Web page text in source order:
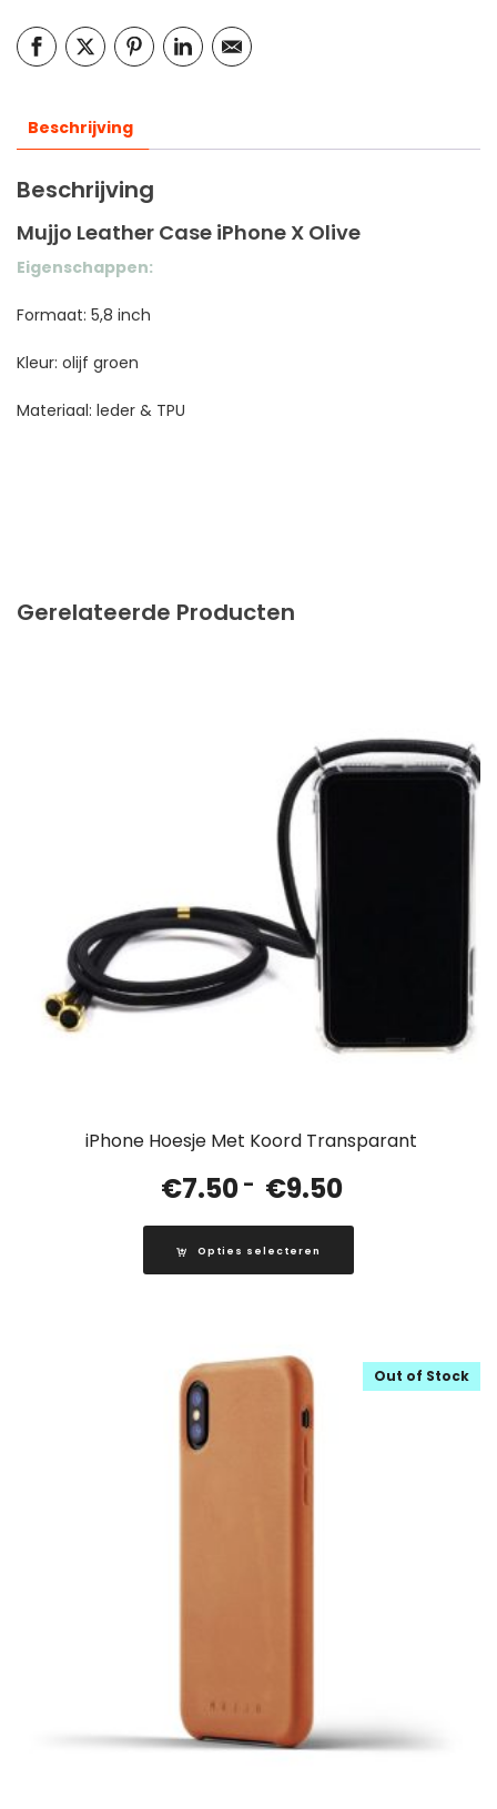
Beschrijving
Beschrijving
Mujjo Leather Case iPhone X Olive
Eigenschappen:
Formaat: 5,8 inch
Kleur: olijf groen
Materiaal: leder & TPU
Gerelateerde Producten
iPhone Hoesje Met Koord Transparant
€7.50 - €9.50Prijsklasse:
€9.50
Opties selecteren
Out of Stock